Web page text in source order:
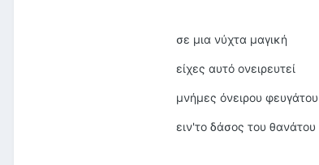
σε μια νύχτα μαγική
είχες αυτό ονειρευτεί
μνήμες όνειρου φευγάτου
ειν'το δάσος του θανάτου